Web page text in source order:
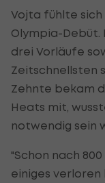
Vojta fühlte
Olympia-Debüt.
drei Vorläufe
Zeitschnellsten
Zehnte bekam
Heats mit,
notwendig sein
"Schon nach
einiges verloren